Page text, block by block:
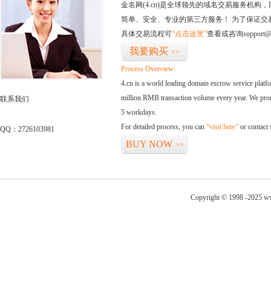
联系我们
QQ：2726103981
金名网(4.cn)是全球领先的域名交易服务机构
简单、安全、专业的第三方服务！ 为了保证
具体交易流程可“点击这里”查看或咨询
我要购买 >>
Process Overview:
4.cn is a world leading domain escrow service
million RMB transaction volume every year. We
5 workdays.
For detailed process, you can “visit here” or contact
BUY NOW >>
Copyright © 1998 -2025